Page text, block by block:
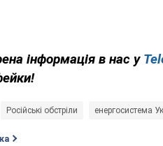
інформація в нас у
Російські обстріли енергосистема